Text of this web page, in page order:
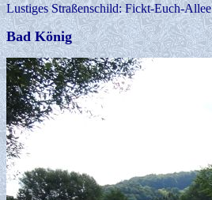
Lustiges Straßenschild: Fickt-Euch-Allee
Bad König